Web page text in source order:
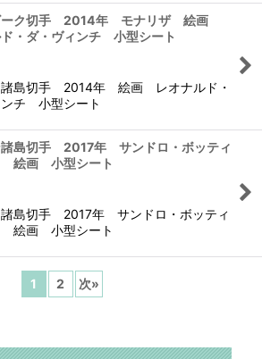
ーク切手 2014年 モナリザ 絵画
ド・ダ・ヴィンチ 小型シート
諸島切手 2014年 絵画 レオナルド・
ンチ 小型シート
諸島切手 2017年 サンドロ・ボッティ
絵画 小型シート
諸島切手 2017年 サンドロ・ボッティ
絵画 小型シート
1 2 次»